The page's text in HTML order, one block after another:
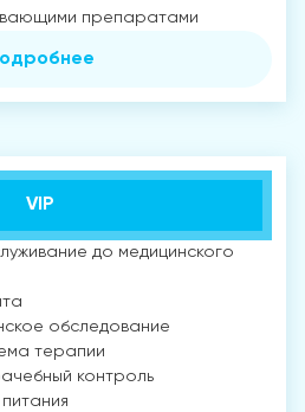
препаратами
VIP
до медицинского
обследование
терапии
контроль